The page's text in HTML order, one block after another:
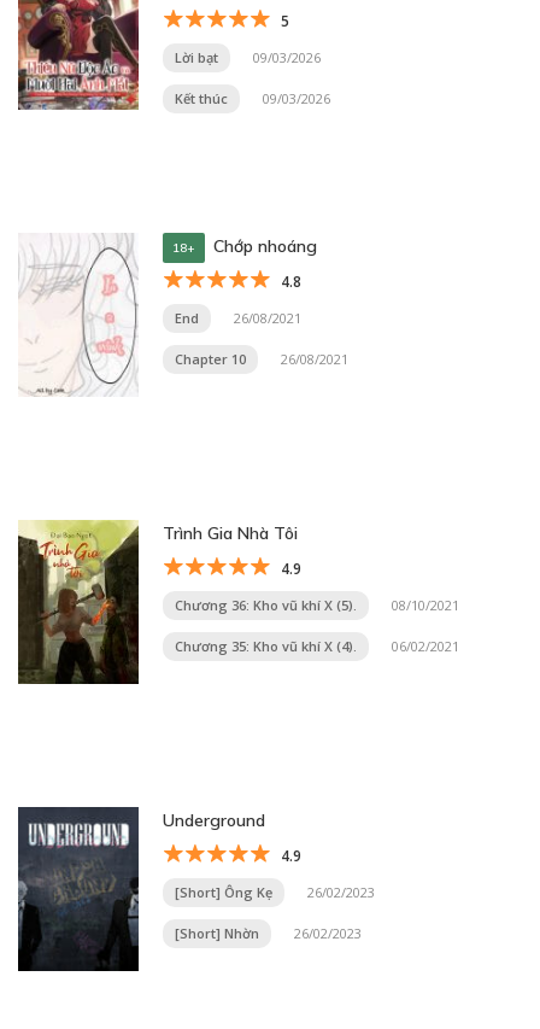
Tùy Tùng Vô Song~
5
Lời bạt 09/03/2026
Kết thúc 09/03/2026
18+ Chớp nhoáng
4.8
End 26/08/2021
Chapter 10 26/08/2021
Trình Gia Nhà Tôi
4.9
Chương 36: Kho vũ khí X (5). 08/10/2021
Chương 35: Kho vũ khí X (4). 06/02/2021
Underground
4.9
[Short] Ông Kẹ 26/02/2023
[Short] Nhờn 26/02/2023